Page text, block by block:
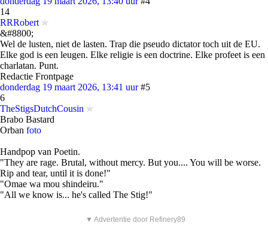
14
RRRobert
&#8800;
Wel de lusten, niet de lasten. Trap die pseudo dictator toch uit de EU.
Elke god is een leugen. Elke religie is een doctrine. Elke profeet is een
charlatan. Punt.
Redactie Frontpage
donderdag 19 maart 2026, 13:41 uur #5
6
TheStigsDutchCousin
Brabo Bastard
Orban foto
Handpop van Poetin.
"They are rage. Brutal, without mercy. But you.... You will be worse.
Rip and tear, until it is done!"
"Omae wa mou shindeiru."
"All we know is... he's called The Stig!"
▼ Advertentie door Refinery89